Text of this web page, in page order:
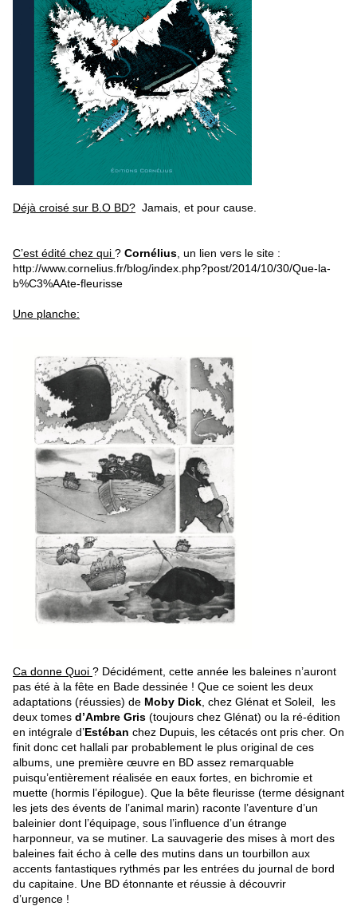
Déjà croisé sur B.O BD? Jamais, et pour cause.
C’est édité chez qui ? Cornélius , un lien vers le site :
http://www.cornelius.fr/blog/index.php?post/2014/10/30/Que-la-
b%C3%AAte-fleurisse
Une planche:
Ca donne Quoi ? Décidément, cette année les baleines n’auront
pas été à la fête en Bade dessinée ! Que ce soient les deux
adaptations (réussies) de Moby Dick , chez Glénat et Soleil, les
deux tomes d’Ambre Gris (toujours chez Glénat) ou la ré-édition
en intégrale d’Estéban chez Dupuis, les cétacés ont pris cher. On
finit donc cet hallali par probablement le plus original de ces
albums, une première œuvre en BD assez remarquable
puisqu’entièrement réalisée en eaux fortes, en bichromie et
muette (hormis l’épilogue). Que la bête fleurisse (terme désignant
les jets des évents de l’animal marin) raconte l’aventure d’un
baleinier dont l’équipage, sous l’influence d’un étrange
harponneur, va se mutiner. La sauvagerie des mises à mort des
baleines fait écho à celle des mutins dans un tourbillon aux
accents fantastiques rythmés par les entrées du journal de bord
du capitaine. Une BD étonnante et réussie à découvrir
d’urgence !